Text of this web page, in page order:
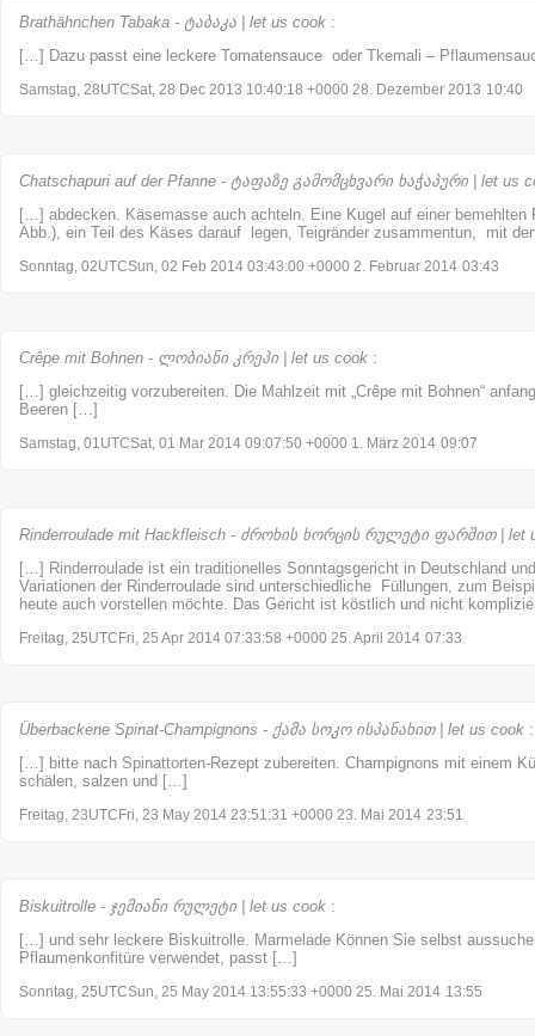
Brathähnchen Tabaka - ტაბაკა | let us cook :
[…] Dazu passt eine leckere Tomatensauce oder Tkemali –
Samstag, 28UTCSat, 28 Dec 2013 10:40:18 +0000 28. Dezember 2013 10:40
Chatschapuri auf der Pfanne - ტაფაზე გამომცხვარი ხაჭაპური | let us
[…] abdecken. Käsemasse auch achteln. Eine Kugel auf einer bemehlten
Abb.), ein Teil des Käses darauf legen, Teigränder zusammentun, mit
Sonntag, 02UTCSun, 02 Feb 2014 03:43:00 +0000 2. Februar 2014 03:43
Crêpe mit Bohnen - ლობიანი კრეპი | let us cook :
[…] gleichzeitig vorzubereiten. Die Mahlzeit mit „Crêpe mit Bohnen“
Beeren […]
Samstag, 01UTCSat, 01 Mar 2014 09:07:50 +0000 1. März 2014 09:07
Rinderroulade mit Hackfleisch - ძროხის ხორცის რულეტი ფარშით | let
[…] Rinderroulade ist ein traditionelles Sonntagsgericht in Deutschland
Variationen der Rinderroulade sind unterschiedliche Füllungen, zum
heute auch vorstellen möchte. Das Gericht ist köstlich und nicht
Freitag, 25UTCFri, 25 Apr 2014 07:33:58 +0000 25. April 2014 07:33
Überbackene Spinat-Champignons - ქამა სოკო ისპანახით | let us cook :
[…] bitte nach Spinattorten-Rezept zubereiten. Champignons mit einem
schälen, salzen und […]
Freitag, 23UTCFri, 23 May 2014 23:51:31 +0000 23. Mai 2014 23:51
Biskuitrolle - ჯემიანი რულეტი | let us cook :
[…] und sehr leckere Biskuitrolle. Marmelade Können Sie selbst
Pflaumenkonfitüre verwendet, passt […]
Sonntag, 25UTCSun, 25 May 2014 13:55:33 +0000 25. Mai 2014 13:55